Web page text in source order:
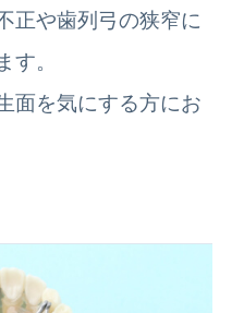
正や歯列弓の狭窄に
。
面を気にする方にお